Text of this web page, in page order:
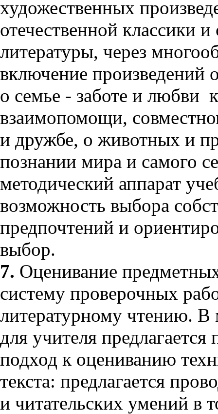
художественных
отечественной классики
литературы, через
включение произведений
о семье - заботе и любви
взаимопомощи,
и дружбе, о животных и
познании мира и самого
методический аппарат
возможность выбора
предпочтений и
выбор.
7. Оценивание
систему проверочных
литературному чтению. В
для учителя
подход к оцениванию
текста: предлагается
и читательских умений в